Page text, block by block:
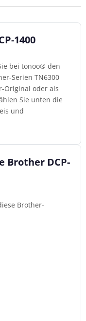
1400
bei tonoo® den
Serien TN6300
Original oder als
Sie unten die
und
Brother DCP-
Brother-